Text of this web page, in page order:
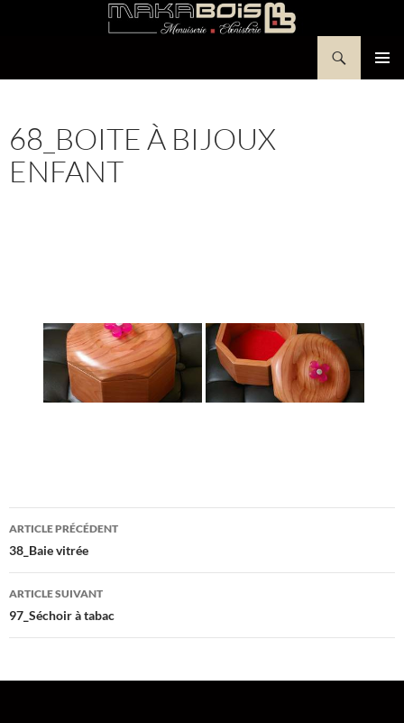
68_BOITE À BIJOUX
ENFANT
Navigation
des
articles
ARTICLE PRÉCÉDENT
38_Baie vitrée
ARTICLE SUIVANT
97_Séchoir à tabac